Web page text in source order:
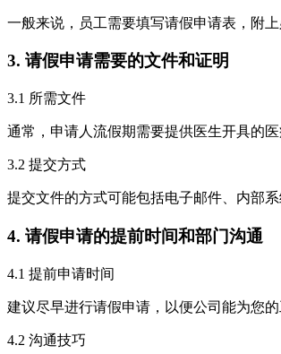
一般来说，员工需要填写请假申请表，附
3. 请假申请需要的文件和证明
3.1 所需文件
通常，申请人流假期需要提供医生开具的
3.2 提交方式
提交文件的方式可能包括电子邮件、内部
4. 请假申请的提前时间和部门沟通
4.1 提前申请时间
建议尽早进行请假申请，以便公司能为您
4.2 沟通技巧